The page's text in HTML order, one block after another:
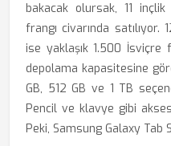
bakacak olursak, 11
frangı civarında
ise yaklaşık 1.500 İsviçre
depolama kapasitesine
GB, 512 GB ve 1 TB
Pencil ve klavye gibi
Peki, Samsung Galaxy Tab